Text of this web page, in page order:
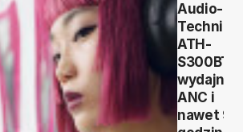
Audio-
Technica
ATH-
S300BT -
wydajne
ANC i
nawet 90